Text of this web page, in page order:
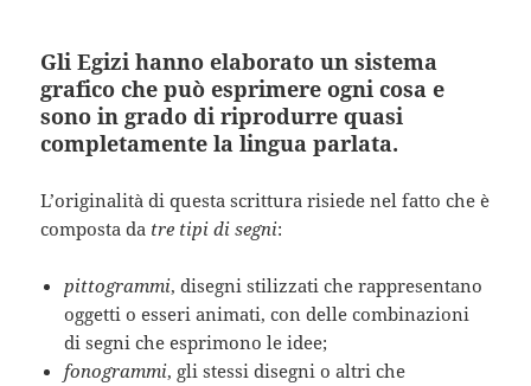
Gli Egizi hanno elaborato un sistema
grafico che può esprimere ogni cosa e
sono in grado di riprodurre quasi
completamente la lingua parlata.
L’originalità di questa scrittura risiede nel fatto che è
composta da tre tipi di segni:
pittogrammi, disegni stilizzati che rappresentano
oggetti o esseri animati, con delle combinazioni
di segni che esprimono le idee;
fonogrammi, gli stessi disegni o altri che